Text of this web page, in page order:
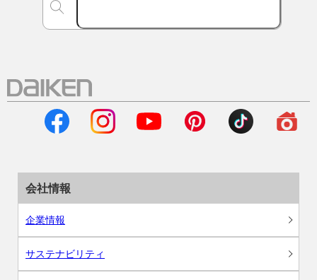
会社情報
企業情報
サステナビリティ